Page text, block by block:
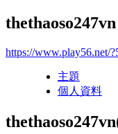
thethaoso247vn
https://www.play56.net/
主題
個人資料
thethaoso247vn